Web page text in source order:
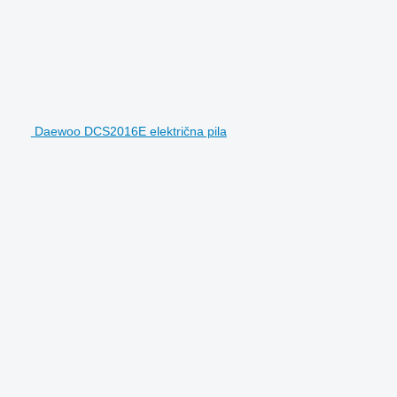
Daewoo DCS2016E električna pila